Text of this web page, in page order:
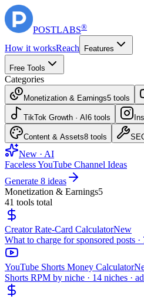
POSTLABS®
How it worksReach Features
Free Tools
Categories
Monetization & Earnings5 tools
TikTok Growth · AI 6 tools
Content & Assets8 tools
New · AI
Faceless YouTube Channel Ideas
Generate 8 ideas
Monetization & Earnings5
41 tools total
Creator Rate-Card CalculatorNew
What to charge for sponsored posts
YouTube Shorts Money Calculator
Shorts RPM by niche · 14 niches ·